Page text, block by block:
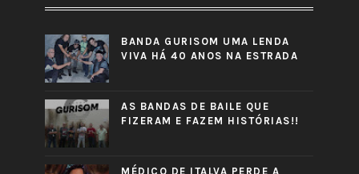
BANDA GURISOM UMA LENDA
VIVA HÁ 40 ANOS NA ESTRADA
AS BANDAS DE BAILE QUE
FIZERAM E FAZEM HISTÓRIAS!!
MÉDICO DE ITALVA PERDE A